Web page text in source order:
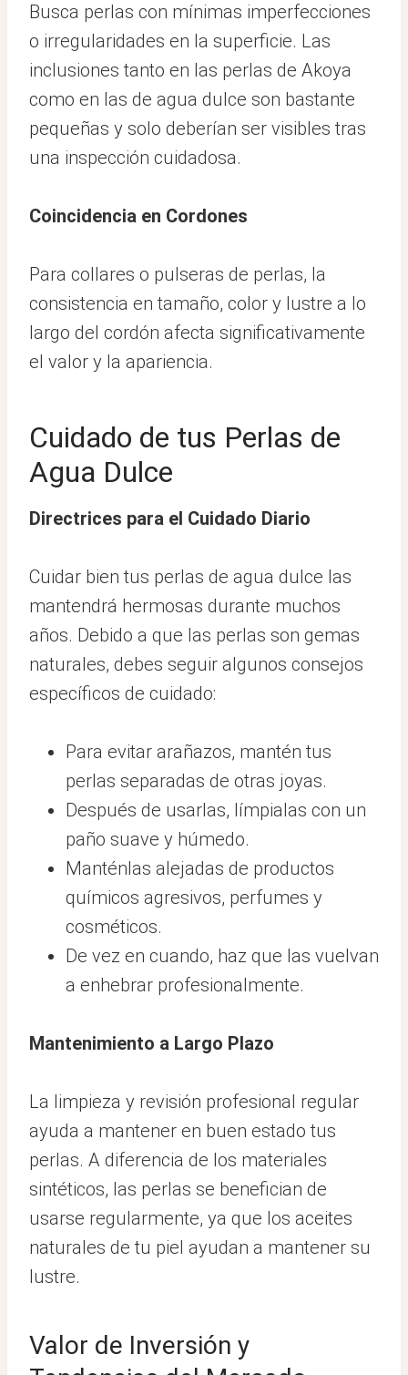
Busca perlas con mínimas imperfecciones
o irregularidades en la superficie. Las
inclusiones tanto en las perlas de Akoya
como en las de agua dulce son bastante
pequeñas y solo deberían ser visibles tras
una inspección cuidadosa.
Coincidencia en Cordones
Para collares o pulseras de perlas, la
consistencia en tamaño, color y lustre a lo
largo del cordón afecta significativamente
el valor y la apariencia.
Cuidado de tus Perlas de
Agua Dulce
Directrices para el Cuidado Diario
Cuidar bien tus perlas de agua dulce las
mantendrá hermosas durante muchos
años. Debido a que las perlas son gemas
naturales, debes seguir algunos consejos
específicos de cuidado:
Para evitar arañazos, mantén tus
perlas separadas de otras joyas.
Después de usarlas, límpialas con un
paño suave y húmedo.
Manténlas alejadas de productos
químicos agresivos, perfumes y
cosméticos.
De vez en cuando, haz que las vuelvan
a enhebrar profesionalmente.
Mantenimiento a Largo Plazo
La limpieza y revisión profesional regular
ayuda a mantener en buen estado tus
perlas. A diferencia de los materiales
sintéticos, las perlas se benefician de
usarse regularmente, ya que los aceites
naturales de tu piel ayudan a mantener su
lustre.
Valor de Inversión y